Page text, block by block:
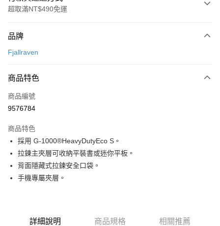
超取滿NT$490免運
信用卡一次付款
3 期 0 利率 每期
合作金庫商業銀行
上海商業儲蓄銀行
臺灣中小企業銀行
匯豐（台灣）商業銀行
聯邦商業銀行
遠東國際商業銀行
元大商業銀行
玉山商業銀行
超商取貨付款
LINE Pay
Apple Pay
ATM付款
運送方式
付款後全家取貨
品牌
Fjallraven
商品特色
商品編號
9576784
商品特色
採用 G-1000®HeavyDutyEco S。
拉鍊主夾層可收納平裝書或迷你平板。
背面隱藏式拉鍊安全口袋。
手機專屬夾層。
詳細說明 商品規格 相關推薦